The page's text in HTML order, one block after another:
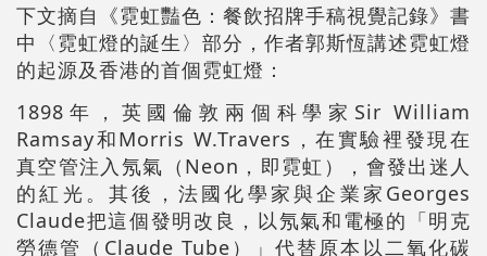
下文摘自《霓虹豔色：餐飲招牌手稿視覺記錄》書
中〈霓虹燈的誕生〉部分，作者郭斯恆講述霓虹燈
的起源及香港的首個霓虹燈：
1898年，英國倫敦兩個科學家Sir William
Ramsay和Morris W.Travers，在實驗裡發現在
真空管注入氖氣（Neon，即霓虹），會發出迷人
的紅光。其後，法國化學家與企業家Georges
Claude把這個發明改良，以氖氣和電極的「明克
勞德管（Claude Tube）」代替原本以二氧化碳